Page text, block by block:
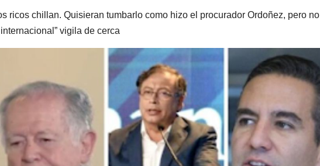
ricos chillan. Quisieran tumbarlo como hizo el procurador Ordoñez, pero no
vigila de cerca